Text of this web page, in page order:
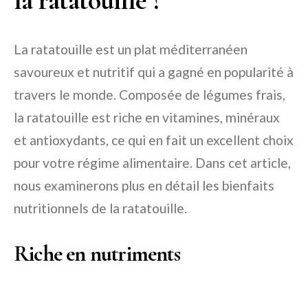
La ratatouille est un plat méditerranéen
savoureux et nutritif qui a gagné en popularité à
travers le monde. Composée de légumes frais,
la ratatouille est riche en vitamines, minéraux
et antioxydants, ce qui en fait un excellent choix
pour votre régime alimentaire. Dans cet article,
nous examinerons plus en détail les bienfaits
nutritionnels de la ratatouille.
Riche en nutriments